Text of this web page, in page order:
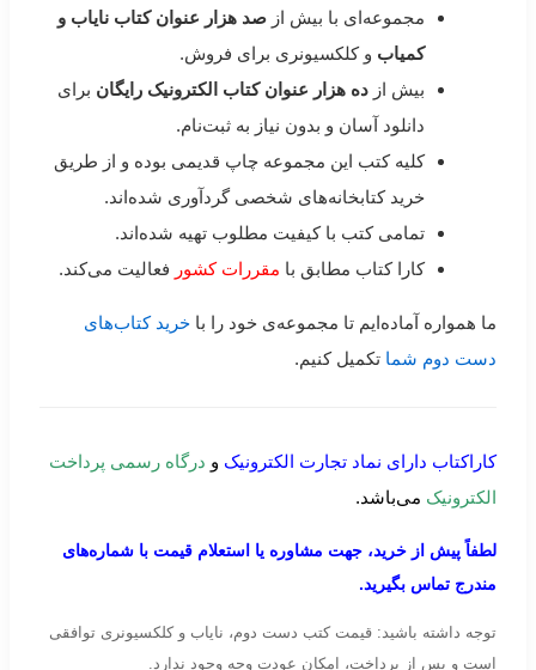
مجموعه‌ای با بیش از صد هزار عنوان کتاب نایاب و
کمیاب و کلکسیونری برای فروش.
بیش از ده هزار عنوان کتاب الکترونیک رایگان برای
دانلود آسان و بدون نیاز به ثبت‌نام.
کلیه کتب این مجموعه چاپ قدیمی بوده و از طریق
خرید کتابخانه‌های شخصی گردآوری شده‌اند.
تمامی کتب با کیفیت مطلوب تهیه شده‌اند.
کارا کتاب مطابق با مقررات کشور فعالیت می‌کند.
ما همواره آماده‌ایم تا مجموعه‌ی خود را با خرید کتاب‌های
دست دوم شما تکمیل کنیم.
کاراکتاب دارای نماد تجارت الکترونیک و درگاه رسمی پرداخت
الکترونیک می‌باشد.
لطفاً پیش از خرید، جهت مشاوره یا استعلام قیمت با شماره‌های
مندرج تماس بگیرید.
توجه داشته باشید: قیمت کتب دست دوم، نایاب و کلکسیونری توافقی
است و پس از پرداخت، امکان عودت وجه وجود ندارد.